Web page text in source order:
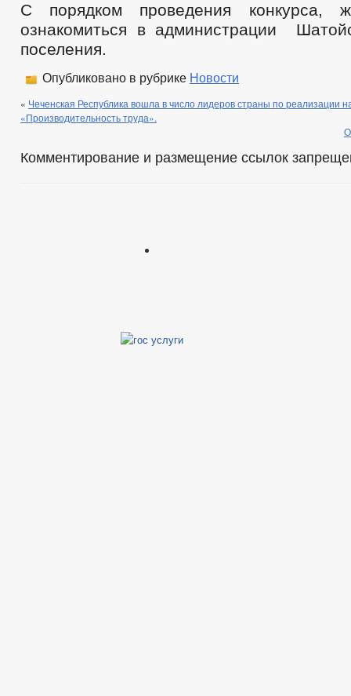
С порядком проведения конкурса,
ознакомиться в администрации
поселения.
Опубликовано в рубрике Новости
« Чеченская Республика вошла в число лидеров страны по реализации
«Производительность труда».
Комментирование и размещение ссылок